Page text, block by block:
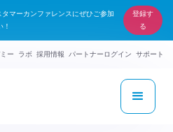
ーカンファレンスにぜひご参加
！
登録す
る
ー ラボ 採用情報 パートナーログイン サポート